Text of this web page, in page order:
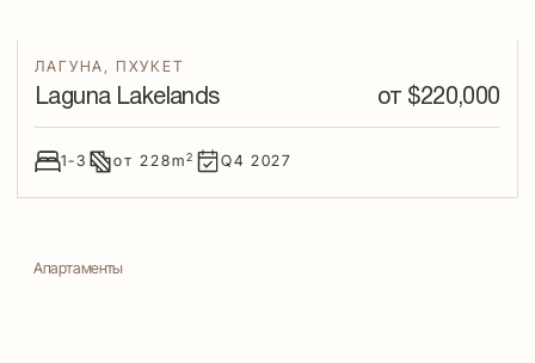
ЛАГУНА ,ПХУКЕТ
Laguna Lakelands от $220,000
1-3 от228m2 Q4 2027
Апартаменты